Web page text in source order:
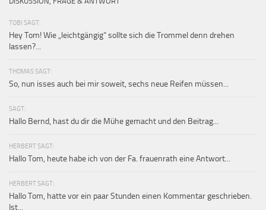
TOBI SAGT:
Hey Tom! Wie „leichtgängig“ sollte sich die Trommel denn drehen
lassen?...
THOMAS SAGT:
So, nun isses auch bei mir soweit, sechs neue Reifen müssen...
SAGT:
Hallo Bernd, hast du dir die Mühe gemacht und den Beitrag...
HERBERT SAGT:
Hallo Tom, heute habe ich von der Fa. frauenrath eine Antwort...
HERBERT SAGT:
Hallo Tom, hatte vor ein paar Stunden einen Kommentar geschrieben.
Ist...